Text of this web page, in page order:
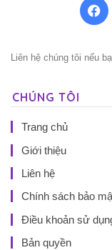
Liên hệ chúng tôi nếu
CHÚNG TÔI
Trang chủ
Giới thiệu
Liên hệ
Chính sách bảo
Điều khoản sử
Bản quyền